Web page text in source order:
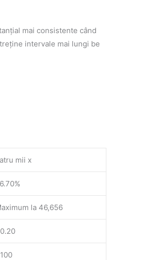
mai consistente când
intervale mai lungi be
mii x
la 46,656